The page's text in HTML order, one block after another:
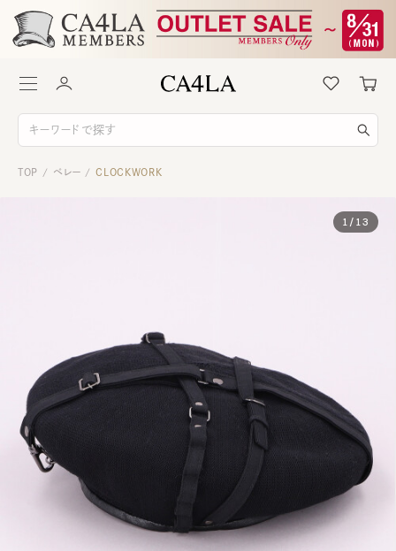
TOP / ベレー / CLOCKWORK
1 / 13